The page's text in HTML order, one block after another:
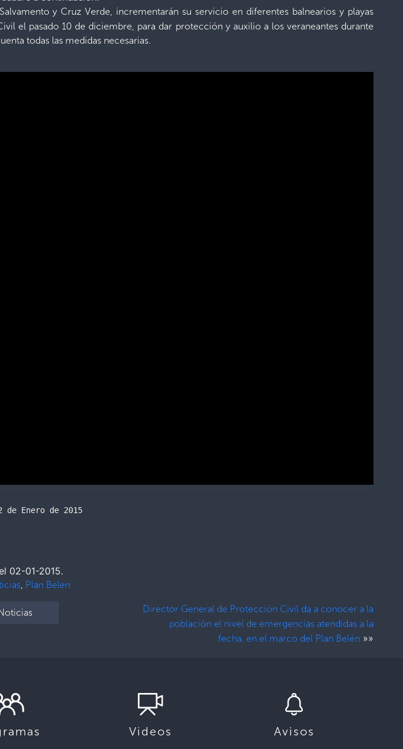
y Cruz Verde, incrementarán su servicio en diferentes balnearios y playas
el pasado 10 de diciembre, para dar protección y auxilio a los veraneantes durante
todas las medidas necesarias.
de Enero de 2015
02-01-2015.
Plan Belen
Director General de Protección Civil da a conocer a la
población el nivel de emergencias atendidas a la
fecha, en el marco del Plan Belén »»
Videos Avisos